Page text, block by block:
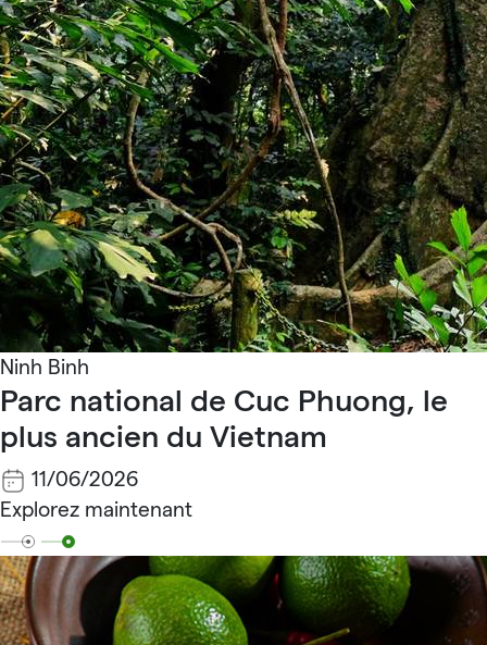
Ninh Binh
Parc national de Cuc Phuong, le
plus ancien du Vietnam
11/06/2026
Explorez maintenant